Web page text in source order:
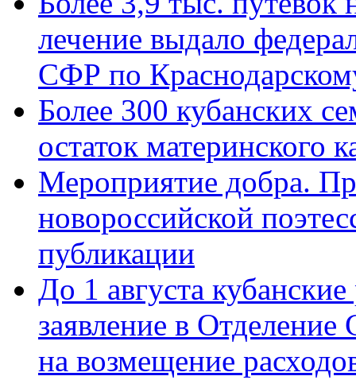
лечение выдало
СФР по
Более 300 кубанских
остаток материнского
Мероприятие добра.
новороссийской
публикации
До 1 августа
заявление в
на возмещение